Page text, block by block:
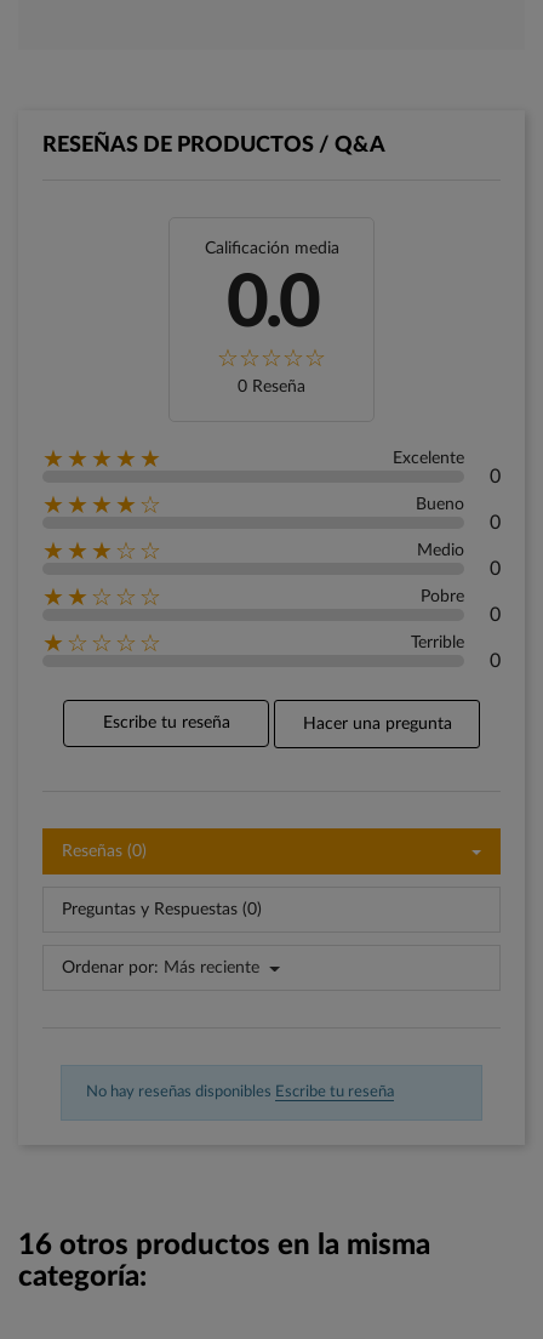
RESEÑAS DE PRODUCTOS / Q&A
Calificación media
0.0
0 Reseña
★★★★★ Excelente
0
★★★★☆ Bueno
0
★★★☆☆ Medio
0
★★☆☆☆ Pobre
0
★☆☆☆☆ Terrible
0
Escribe tu reseña Hacer una pregunta
Reseñas (0)
Preguntas y Respuestas (0)
Ordenar por: Más reciente
No hay reseñas disponibles Escribe tu reseña
16 otros productos en la misma
categoría: